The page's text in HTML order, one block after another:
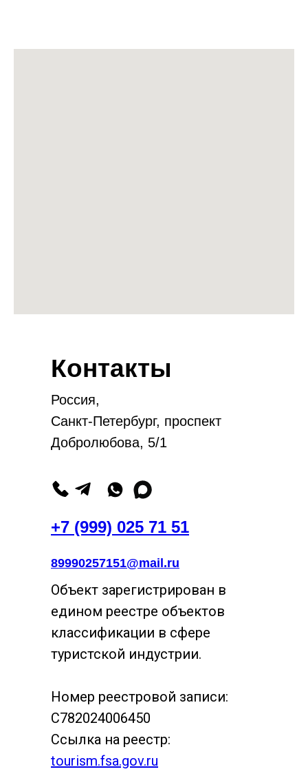
Контакты
Россия,
Санкт-Петербург, проспект
Добролюбова, 5/1
+7 (999) 025 71 51
Объект зарегистрирован в
едином реестре объектов
классификации в сфере
туристской индустрии.
Номер реестровой записи:
С782024006450
Ссылка на реестр:
tourism.fsa.gov.ru
89990257151@mail.ru